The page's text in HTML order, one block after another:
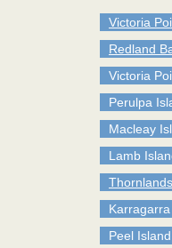
Victoria
Redland
Victoria
Perulpa
Macleay
Lamb
Thornlands
Peel Island